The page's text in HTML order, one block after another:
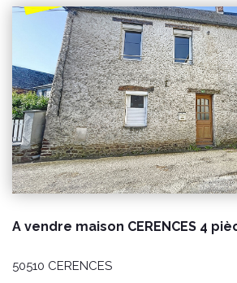
desservant un salon - séjour , une
équipée , toilettes et accès à une
un palier desservant trois chambres ,
toilettes. Au troisième étage : palier
parentale avec salle d'eau privative
à la terrasse un dépendances sur
accès indépendant. Grande
de 120 m2 PRIX : 227000€ Honoraires à la charge du
vendeur. Classe énergie : C (157) Classe climat : B (6)
Montant estimé des dépenses
usage standard : entre 2560 € et
référence des prix de l'énergie
estimation sur les années 2021, 2022 et 2023 (abonnements
compris). "Les informations sur les risques auxquels ce bien
est exposé sont disponibles sur
www.georisques.gouv.fr" Pour visiter : Agence
A vendre maison CERENCES 4
50510 CERENCES